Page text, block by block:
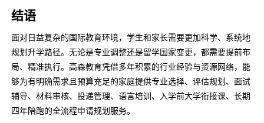
结语
面对日益复杂的国际教育环境，学生和家长需要更加科学、系统地
规划升学路径。无论是专业调整还是留学国家变更，都需要提前布
局、精准执行。高森教育凭借多年积累的行业经验与资源网络，能
够为有明确需求且预算充足的家庭提供专业选择、评估规划、面试
辅导、材料审核、投递管理、语言培训、入学前大学衔接课、长期
四年陪跑的全流程申请规划服务。